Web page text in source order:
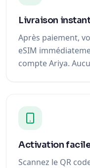
Livraison
Après paiement,
eSIM
compte Ariya.
Activation
Scannez le QR